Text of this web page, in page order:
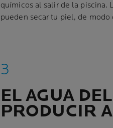
químicos al salir de la piscina.
pueden secar tu piel, de
EL AGUA
PRODUCIR